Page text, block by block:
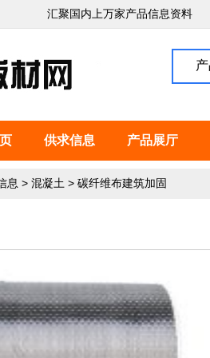
汇聚国内上万家产品信息资料
供求信息 产品展厅
息 > 混凝土 > 碳纤维布建筑加固